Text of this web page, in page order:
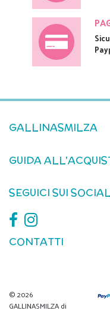
GALLINASMILZA
GUIDA
SEGUICI SUI SOCIAL
CONTATTI
© 2026
GALLINASMILZA di